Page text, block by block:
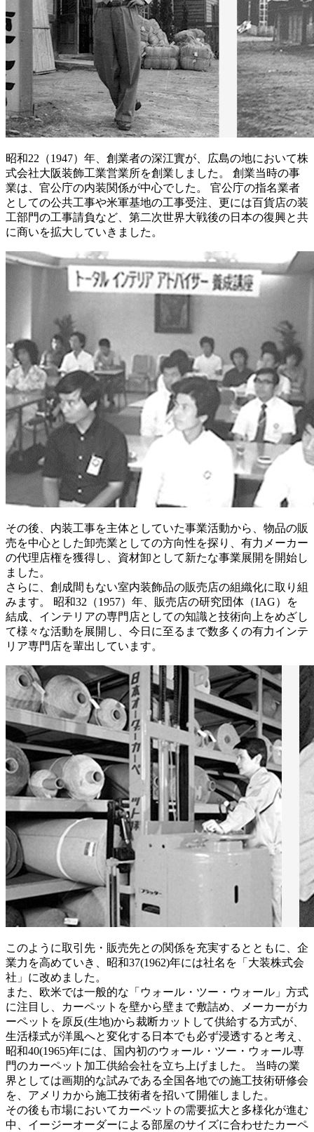
昭和22（1947）年、創業者の深江實が、広島の地において株
式会社大阪装飾工業営業所を創業しました。 創業当時の事
業は、官公庁の内装関係が中心でした。 官公庁の指名業者
としての公共工事や米軍基地の工事受注、更には百貨店の装
工部門の工事請負など、第二次世界大戦後の日本の復興と共
に商いを拡大していきました。
その後、内装工事を主体としていた事業活動から、物品の販
売を中心とした卸売業としての方向性を探り、有力メーカー
の代理店権を獲得し、資材卸として新たな事業展開を開始し
ました。
さらに、創成間もない室内装飾品の販売店の組織化に取り組
みます。 昭和32（1957）年、販売店の研究団体（IAG）を
結成、インテリアの専門店としての知識と技術向上をめざし
て様々な活動を展開し、今日に至るまで数多くの有力インテ
リア専門店を輩出しています。
このように取引先・販売先との関係を充実するとともに、企
業力を高めていき、昭和37(1962)年には社名を「大装株式会
社」に改めました。
また、欧米では一般的な「ウォール・ツー・ウォール」方式
に注目し、カーペットを壁から壁まで敷詰め、メーカーがカ
ーペットを原反(生地)から裁断カットして供給する方式が、
生活様式が洋風へと変化する日本でも必ず浸透すると考え、
昭和40(1965)年には、国内初のウォール・ツー・ウォール専
門のカーペット加工供給会社を立ち上げました。 当時の業
界としては画期的な試みである全国各地での施工技術研修会
を、アメリカから施工技術者を招いて開催しました。
その後も市場においてカーペットの需要拡大と多様化が進む
中、イージーオーダーによる部屋のサイズに合わせたカーペ